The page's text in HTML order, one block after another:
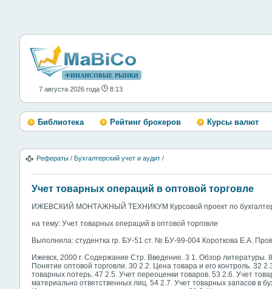
ФИНАНСОВЫЕ РЫНКИ
7 августа 2026 года 8:13
Библиотека Рейтинг брокеров Курсы валют
Рефераты / Бухгалтерский учет и аудит /
Учет товарных операций в оптовой торговле
ИЖЕВСКИЙ МОНТАЖНЫЙ ТЕХНИКУМ Курсовой проект по
на тему: Учет товарных операций в оптовой торговле
Выполнила: студентка гр. БУ-51 ст. № БУ-99-004 Короткова Е.А.
Ижевск, 2000 г. Содержание Стр. Введение. 3 1. Обзор литературы.
Понятие оптовой торговли. 30 2.2. Цена товара и его контроль. 32
товарных потерь. 47 2.5. Учет переоценки товаров. 53 2.6. Учет
материально ответственных лиц. 54 2.7. Учет товарных запасов в